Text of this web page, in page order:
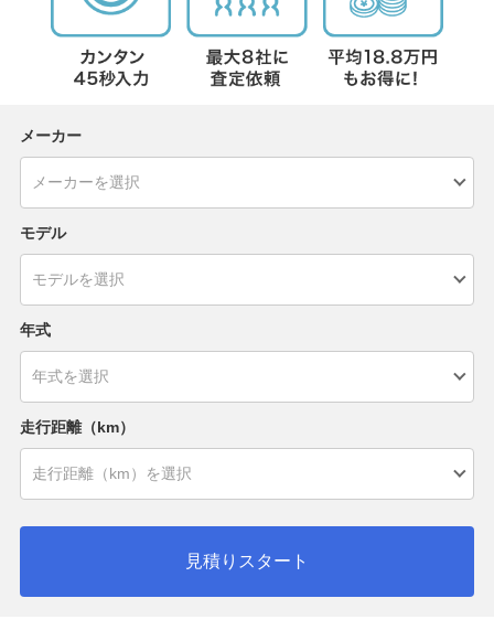
メーカー
モデル
年式
走行距離（km）
見積りスタート